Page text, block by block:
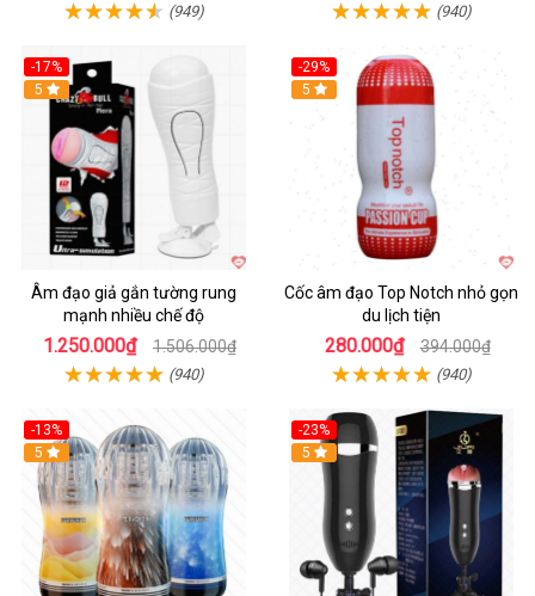
(949) (940)
-17%
5
Âm đạo giả gắn tường rung
mạnh nhiều chế độ
1.250.000₫ 1.506.000₫
(940)
-29%
5
Cốc âm đạo Top Notch nhỏ gọn
du lịch tiện
280.000₫ 394.000₫
(940)
-13%
Hot
5
-23%
5